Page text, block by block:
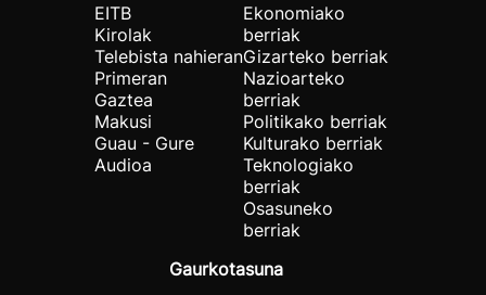
EITB
Kirolak
Telebista nahieran
Primeran
Gaztea
Makusi
Guau - Gure
Audioa
Ekonomiako
berriak
Gizarteko berriak
Nazioarteko
berriak
Politikako berriak
Kulturako berriak
Teknologiako
berriak
Osasuneko
berriak
Gaurkotasuna